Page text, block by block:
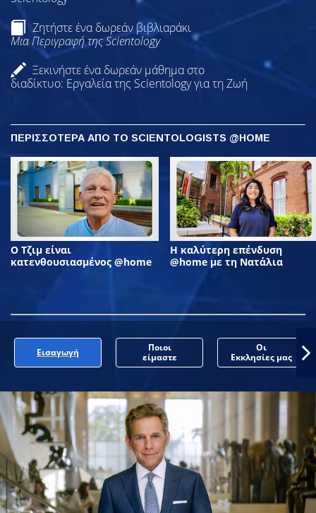
Ζητήστε ένα δωρεάν βιβλιαράκι
Μια Περιγραφή της Scientology
Ξεκινήστε ένα δωρεάν μάθημα στο
διαδίκτυο: Εργαλεία της Scientology για τη Ζωή
ΠΕΡΙΣΣΟΤΕΡΑ ΑΠΟ ΤΟ SCIENTOLOGISTS @HOME
Ο Τζιμ είναι
κατενθουσιασμένος @home
Η καλύτερη επένδυση
@home με τη Νατάλια
Εισαγωγή
Ποιοι
είμαστε
Οι
Εκκλησίες μας